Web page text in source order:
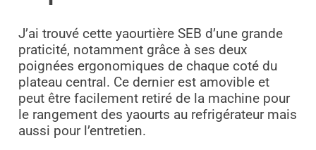
J’ai trouvé cette yaourtière SEB d’une grande
praticité, notamment grâce à ses deux
poignées ergonomiques de chaque coté du
plateau central. Ce dernier est amovible et
peut être facilement retiré de la machine pour
le rangement des yaourts au refrigérateur mais
aussi pour l’entretien.